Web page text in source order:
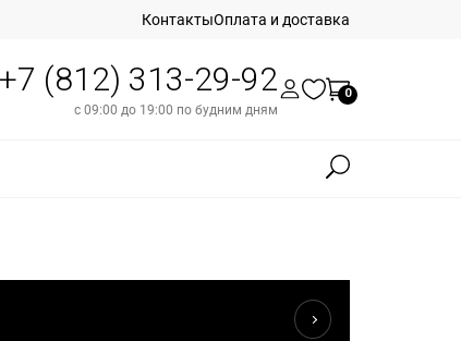
КонтактыОплата и доставка
+7 (812) 313-29-92
с 09:00 до 19:00 по будним дням
0